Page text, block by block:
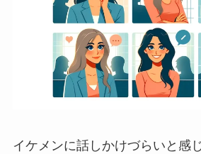
イケメンに話しかけづらいと感